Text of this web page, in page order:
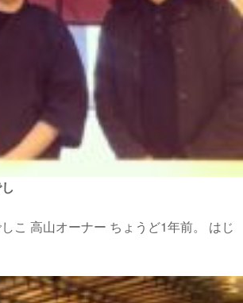
こ 高山オーナー ちょうど1年前。 はじ